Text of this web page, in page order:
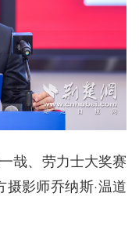
哉、劳力士大奖赛
影师乔纳斯·温道